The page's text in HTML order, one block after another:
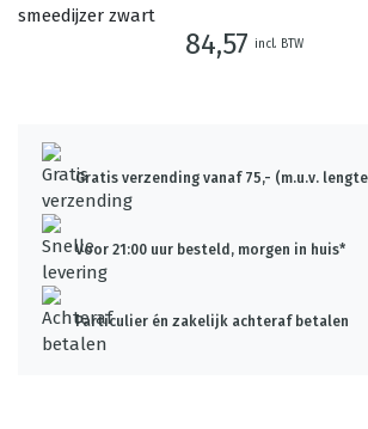
84,57 incl. BTW
Gratis verzending vanaf 75,- (m.u.v.
Voor 21:00 uur besteld, morgen in huis*
Particulier én zakelijk achteraf betalen